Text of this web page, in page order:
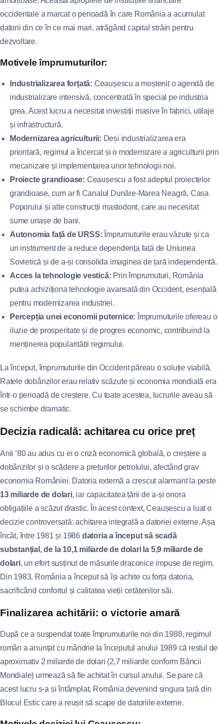
occidentale a marcat o perioadă în care România a acumulat
datorii din ce în ce mai mari, atrăgând capital străin pentru
dezvoltare.
Motivele împrumuturilor:
Industrializarea forțată: Ceaușescu a moștenit o agendă de
industrializare intensivă, concentrată în special pe industria
grea. Acest lucru a necesitat investiții masive în fabrici, utilaje
și infrastructură.
Modernizarea agriculturii: Deși industrializarea era
prioritară, regimul a încercat și o modernizare a agriculturii prin
mecanizare și implementarea unor tehnologii noi.
Proiecte grandioase: Ceaușescu a fost adeptul proiectelor
grandioase, cum ar fi Canalul Dunăre-Marea Neagră, Casa
Poporului și alte construcții mastodont, care au necesitat
sume uriașe de bani.
Autonomia față de URSS: Împrumuturile erau văzute și ca
un instrument de a reduce dependența față de Uniunea
Sovietică și de a-și consolida imaginea de țară independentă.
Acces la tehnologie vestică: Prin împrumuturi, România
putea achiziționa tehnologie avansată din Occident, esențială
pentru modernizarea industriei.
Percepția unei economii puternice: Împrumuturile ofereau o
iluzie de prosperitate și de progres economic, contribuind la
menținerea popularității regimului.
La început, împrumuturile din Occident păreau o soluție viabilă.
Ratele dobânzilor erau relativ scăzute și economia mondială era
într-o perioadă de creștere. Cu toate acestea, lucrurile aveau să
se schimbe dramatic.
Decizia radicală: achitarea cu orice preț
Anii ’80 au adus cu ei o criză economică globală, o creștere a
dobânzilor și o scădere a prețurilor petrolului, afectând grav
economia României. Datoria externă a crescut alarmant la peste
13 miliarde de dolari, iar capacitatea țării de a-și onora
obligațiile a scăzut drastic. În acest context, Ceaușescu a luat o
decizie controversată: achitarea integrală a datoriei externe. Așa
încât, între 1981 și 1986 datoria a început să scadă
substanțial, de la 10,1 miliarde de dolari la 5,9 miliarde de
dolari, un efort susținut de măsurile draconice impuse de regim.
Din 1983, România a început să își achite cu forța datoria,
sacrificând confortul și calitatea vieții cetățenilor săi.
Finalizarea achitării: o victorie amară
După ce a suspendat toate împrumuturile noi din 1988, regimul
român a anunțat cu mândrie la începutul anului 1989 că restul de
aproximativ 2 miliarde de dolari (2,7 miliarde conform Băncii
Mondiale) urmează să fie achitat în cursul anului. Se pare că
acest lucru s-a și întâmplat, România devenind singura țară din
Blocul Estic care a reușit să scape de datoriile externe.